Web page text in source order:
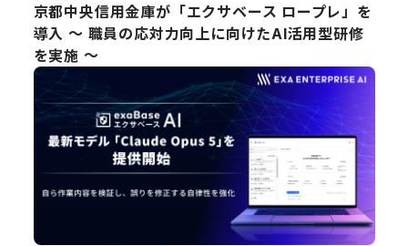
京都中央信用金庫が「エクサベース ロープレ」を
導入 ～ 職員の応対力向上に向けたAI活用型研修
を実施 ～